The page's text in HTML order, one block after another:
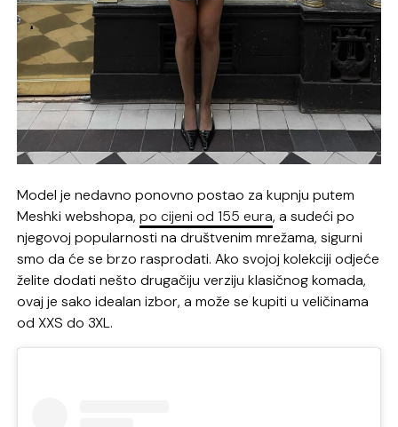
Model je nedavno ponovno postao za kupnju putem
Meshki webshopa,po cijeni od 155 eura, a sudeći po
njegovoj popularnosti na društvenim mrežama, sigurni
smo da će se brzo rasprodati. Ako svojoj kolekciji odjeće
želite dodati nešto drugačiju verziju klasičnog komada,
ovaj je sako idealan izbor, a može se kupiti u veličinama
od XXS do 3XL.